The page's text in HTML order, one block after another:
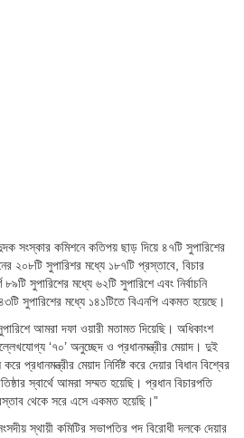
সংস্কার কমিশনে কতিপয় ছাড় দিয়ে ৪৭টি সুপারিশের
২০৮টি সুপারিশর মধ্যে ১৮৭টি প্রস্তাবে, বিচার
সুপারিশের মধ্যে ৬২টি সুপারিশে এবং নির্বাচনি
সুপারিশের মধ্যে ১৪১টিতে বিএনপি একমত হয়েছে।
আমরা দফা ওয়ারী মতামত দিয়েছি। অধিকাংশ
‘৭০’ অনুচ্ছেদ ও প্রধানমন্ত্রীর মেয়াদ। দুই
প্রধানমন্ত্রীর মেয়াদ নির্দিষ্ট করে দেয়ার বিধান বিশ্বের
স্বার্থে আমরা সম্মত হয়েছি। প্রধান বিচারপতি
থেকে সরে এসে একমত হয়েছি।”
স্থায়ী কমিটির সভাপতির পদ বিরোধী দলকে দেয়ার